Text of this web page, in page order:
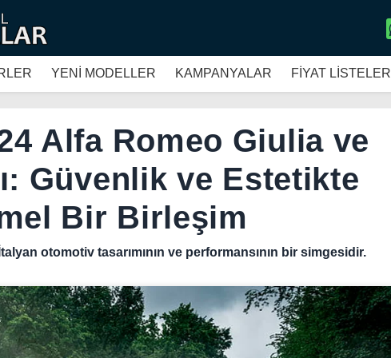
YENİ MODELLER KAMPANYALAR FİYAT LİSTELERİ
Alfa Romeo Giulia ve
Güvenlik ve Estetikte
Bir Birleşim
otomotiv tasarımının ve performansının bir simgesidir.